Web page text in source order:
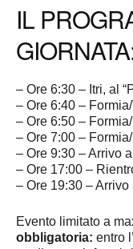
IL
– Ore 6:30 – Itri, al
– Ore 6:40 –
– Ore 6:50 –
– Ore 7:00 –
– Ore 9:30 – Arrivo
– Ore 17:00 –
– Ore 19:30 – Arrivo
Evento limitato a
obbligatoria: entro